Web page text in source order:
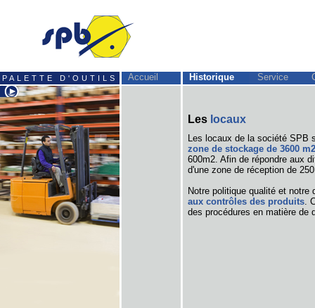
PALETTE D'OUTILS Accueil Historique Service
Les locaux
Les locaux de la société SPB
zone de stockage de 3600 m2
600m2. Afin de répondre aux
d'une zone de réception de
Notre politique qualité et
aux contrôles des produits.
des procédures en matière de